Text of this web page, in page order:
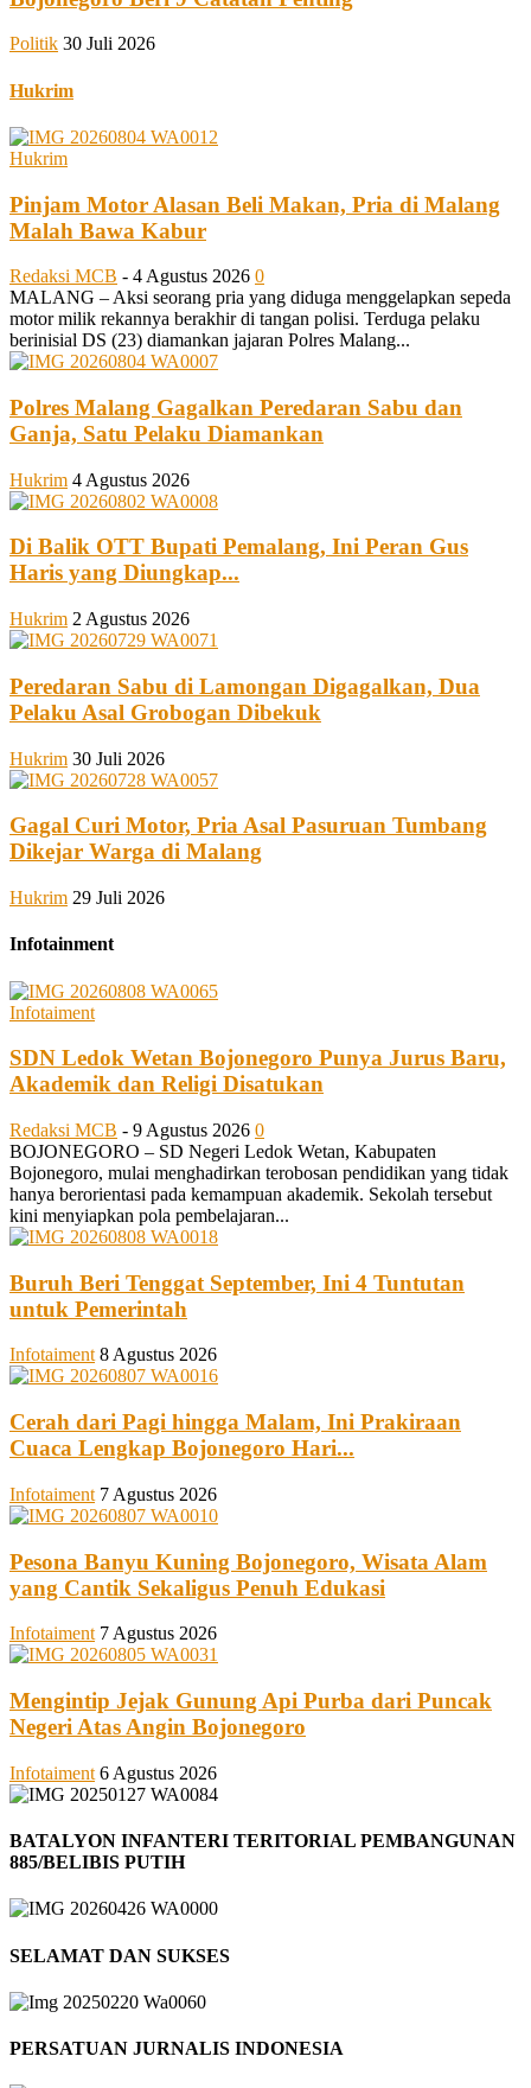
Politik 30 Juli 2026
Hukrim
Hukrim
Pinjam Motor Alasan Beli Makan, Pria di Malang
Malah Bawa Kabur
Redaksi MCB - 4 Agustus 2026 0
MALANG – Aksi seorang pria yang diduga menggelapkan sepeda
motor milik rekannya berakhir di tangan polisi. Terduga pelaku
berinisial DS (23) diamankan jajaran Polres Malang...
Polres Malang Gagalkan Peredaran Sabu dan
Ganja, Satu Pelaku Diamankan
Hukrim 4 Agustus 2026
Di Balik OTT Bupati Pemalang, Ini Peran Gus
Haris yang Diungkap...
Hukrim 2 Agustus 2026
Peredaran Sabu di Lamongan Digagalkan, Dua
Pelaku Asal Grobogan Dibekuk
Hukrim 30 Juli 2026
Gagal Curi Motor, Pria Asal Pasuruan Tumbang
Dikejar Warga di Malang
Hukrim 29 Juli 2026
Infotainment
Infotaiment
SDN Ledok Wetan Bojonegoro Punya Jurus Baru,
Akademik dan Religi Disatukan
Redaksi MCB - 9 Agustus 2026 0
BOJONEGORO – SD Negeri Ledok Wetan, Kabupaten
Bojonegoro, mulai menghadirkan terobosan pendidikan yang tidak
hanya berorientasi pada kemampuan akademik. Sekolah tersebut
kini menyiapkan pola pembelajaran...
Buruh Beri Tenggat September, Ini 4 Tuntutan
untuk Pemerintah
Infotaiment 8 Agustus 2026
Cerah dari Pagi hingga Malam, Ini Prakiraan
Cuaca Lengkap Bojonegoro Hari...
Infotaiment 7 Agustus 2026
Pesona Banyu Kuning Bojonegoro, Wisata Alam
yang Cantik Sekaligus Penuh Edukasi
Infotaiment 7 Agustus 2026
Mengintip Jejak Gunung Api Purba dari Puncak
Negeri Atas Angin Bojonegoro
Infotaiment 6 Agustus 2026
BATALYON INFANTERI TERITORIAL PEMBANGUNAN
885/BELIBIS PUTIH
SELAMAT DAN SUKSES
PERSATUAN JURNALIS INDONESIA